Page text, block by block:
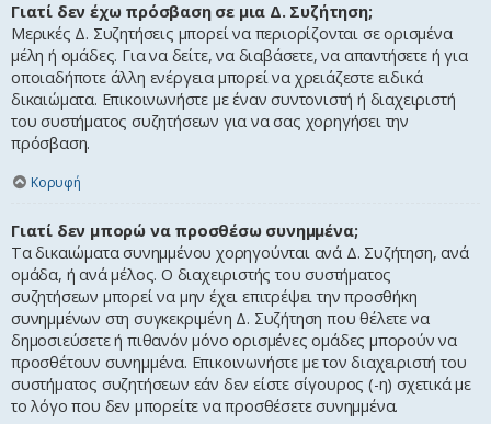
Γιατί δεν έχω πρόσβαση σε μια Δ. Συζήτηση;
Μερικές Δ. Συζητήσεις μπορεί να περιορίζονται σε ορισμένα
μέλη ή ομάδες. Για να δείτε, να διαβάσετε, να απαντήσετε ή για
οποιαδήποτε άλλη ενέργεια μπορεί να χρειάζεστε ειδικά
δικαιώματα. Επικοινωνήστε με έναν συντονιστή ή διαχειριστή
του συστήματος συζητήσεων για να σας χορηγήσει την
πρόσβαση.
Κορυφή
Γιατί δεν μπορώ να προσθέσω συνημμένα;
Τα δικαιώματα συνημμένου χορηγούνται ανά Δ. Συζήτηση, ανά
ομάδα, ή ανά μέλος. Ο διαχειριστής του συστήματος
συζητήσεων μπορεί να μην έχει επιτρέψει την προσθήκη
συνημμένων στη συγκεκριμένη Δ. Συζήτηση που θέλετε να
δημοσιεύσετε ή πιθανόν μόνο ορισμένες ομάδες μπορούν να
προσθέτουν συνημμένα. Επικοινωνήστε με τον διαχειριστή του
συστήματος συζητήσεων εάν δεν είστε σίγουρος (-η) σχετικά με
το λόγο που δεν μπορείτε να προσθέσετε συνημμένα.